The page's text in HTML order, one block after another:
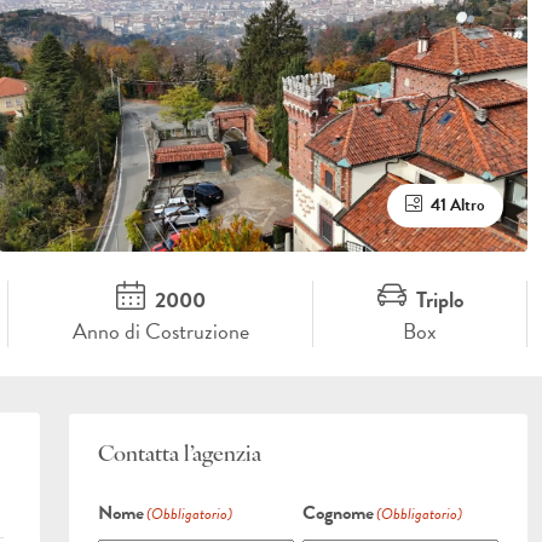
41 Altro
2000
Anno di Costruzione
Triplo
Box
Contatta l’agenzia
Nome(Obbligatorio) Cognome(Obbligatorio)